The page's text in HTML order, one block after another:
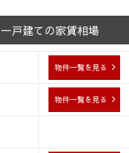
戸建ての家賃相場
物件一覧を見る
物件一覧を見る